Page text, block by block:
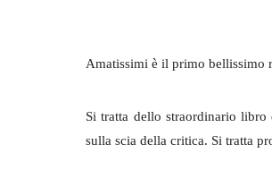
Amatissimi è il primo bellissimo
Si tratta dello straordinario libro
sulla scia della critica. Si tratta